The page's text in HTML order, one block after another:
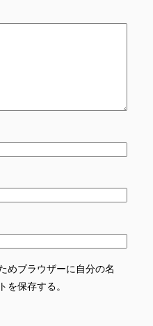
めブラウザーに自分の名
を保存する。